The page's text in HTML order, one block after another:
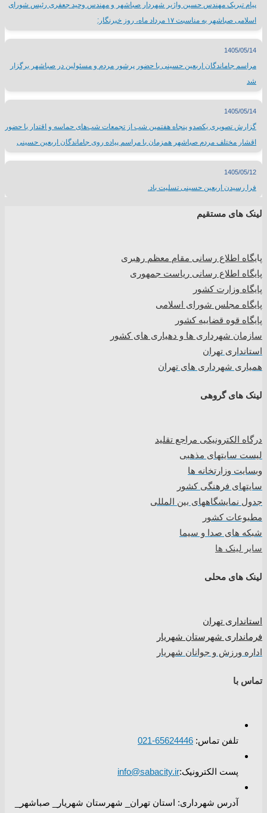
پیام تبریک مهندس حسین واژیر شهردار صباشهر و مهندس وحید جعفری رئیس شورای
اسلامی صباشهر به مناسبت ۱۷ مرداد ماه، روز خبرنگار:
1405/05/14
مراسم جاماندگان اربعین حسینی با حضور پرشور مردم و مسئولین در صباشهر برگزار
شد
1405/05/14
گزارش تصویری یکصدو پنجاه هفتمین شب از تجمعات شب‌های حماسه و اقتدار با حضور
اقشار مختلف مردم صباشهر همزمان با مراسم پیاده روی جاماندگان اربعین حسینی
1405/05/12
فرا رسیدن اربعین حسینی تسلیت باد.
لینک های مستقیم
پایگاه اطلاع رسانی مقام معظم رهبری
پایگاه اطلاع رسانی ریاست جمهوری
پایگاه وزارت کشور
پایگاه مجلس شورای اسلامی
پایگاه قوه قضاییه کشور
سازمان شهرداری ها و دهیاری های کشور
استانداری تهران
همیاری شهرداری های تهران
لینک های گروهی
درگاه الکترونیکی مراجع تقلید
لیست سایتهای مذهبی
وبسایت وزارتخانه ها
سایتهای فرهنگی کشور
جدول نمایشگاههای بین المللی
مطبوعات کشور
شبکه های صدا و سیما
سایر لینک ها
لینک های محلی
استانداری تهران
فرمانداری شهرستان شهریار
اداره ورزش و جوانان شهریار
تماس با
تلفن تماس: 65624446-021
پست الکترونیک:info@sabacity.ir
آدرس شهرداری: استان تهران_ شهرستان شهریار_ صباشهر_